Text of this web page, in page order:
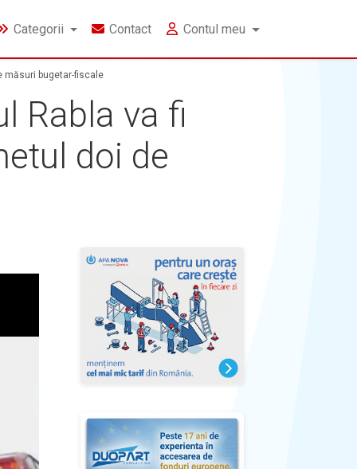
Categorii Contact Contul meu
măsuri bugetar-fiscale
Rabla va fi
doi de